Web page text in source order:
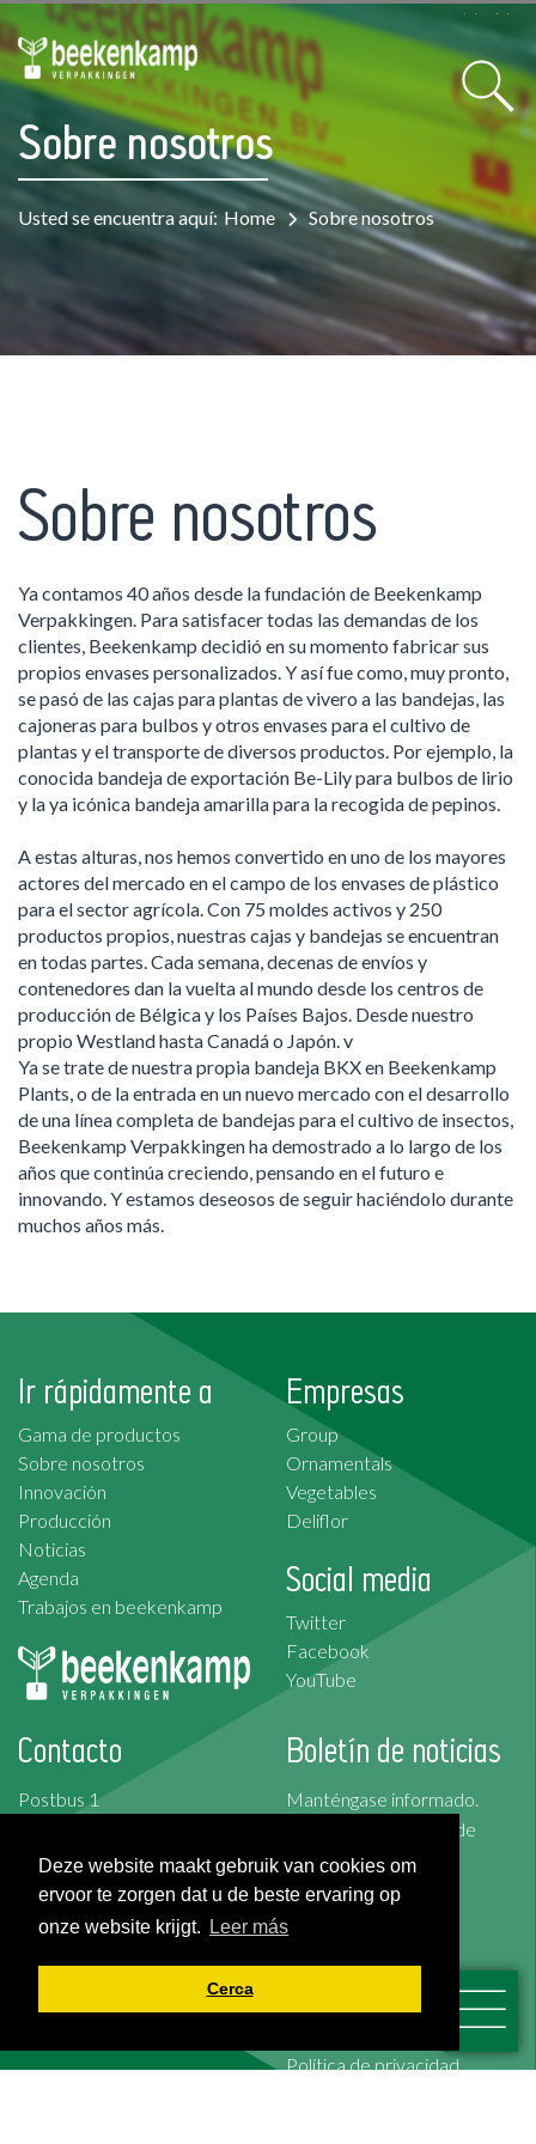
Deze website maakt gebruik van cookies om
ervoor te zorgen dat u de beste ervaring op
onze website krijgt.
Leer más
Cerca
Sobre nosotros
Usted se encuentra aquí: Home Sobre nosotros
Sobre nosotros
Ya contamos 40 años desde la fundación de Beekenkamp
Verpakkingen. Para satisfacer todas las demandas de los
clientes, Beekenkamp decidió en su momento fabricar sus
propios envases personalizados. Y así fue como, muy pronto,
se pasó de las cajas para plantas de vivero a las bandejas, las
cajoneras para bulbos y otros envases para el cultivo de
plantas y el transporte de diversos productos. Por ejemplo, la
conocida bandeja de exportación Be-Lily para bulbos de lirio
y la ya icónica bandeja amarilla para la recogida de pepinos.
A estas alturas, nos hemos convertido en uno de los mayores
actores del mercado en el campo de los envases de plástico
para el sector agrícola. Con 75 moldes activos y 250
productos propios, nuestras cajas y bandejas se encuentran
en todas partes. Cada semana, decenas de envíos y
contenedores dan la vuelta al mundo desde los centros de
producción de Bélgica y los Países Bajos. Desde nuestro
propio Westland hasta Canadá o Japón. v
Ya se trate de nuestra propia bandeja BKX en Beekenkamp
Plants, o de la entrada en un nuevo mercado con el desarrollo
de una línea completa de bandejas para el cultivo de insectos,
Beekenkamp Verpakkingen ha demostrado a lo largo de los
años que continúa creciendo, pensando en el futuro e
innovando. Y estamos deseosos de seguir haciéndolo durante
muchos años más.
Ir rápidamente a
Gama de productos
Sobre nosotros
Innovación
Producción
Noticias
Agenda
Trabajos en beekenkamp
Empresas
Group
Ornamentals
Vegetables
Deliflor
Social media
Twitter
Facebook
YouTube
Contacto
Postbus 1
Korte Kruisweg 157
2676 BS Maasdijk
T: +31 (0)174-526 100
Boletín de noticias
Manténgase informado.
Suscríbase al boletín de
noticias
Condiciones generales
Política de privacidad